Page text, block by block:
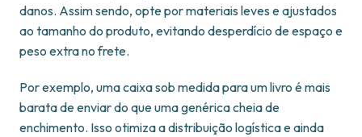
danos. Assim sendo, opte por materiais leves e ajustados
ao tamanho do produto, evitando desperdício de espaço e
peso extra no frete.
Por exemplo, uma caixa sob medida para um livro é mais
barata de enviar do que uma genérica cheia de
enchimento. Isso otimiza a distribuição logística e ainda